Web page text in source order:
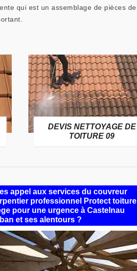
qui est un assemblage de pièces de
DEVIS NETTOYAGE DE
TOITURE 09
appel aux services du couvreur
professionnel Protect toiture
pour une urgence à Castelnau
et ses alentours ?